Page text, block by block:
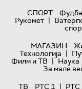
СПОРТ
Рукомет |
МАГАЗИН
Технологијa |
Филм и ТВ | Наука
За мале
ТВ
РТС 1 | РТС